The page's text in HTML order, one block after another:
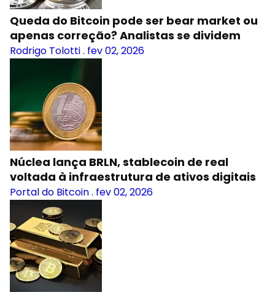
Queda do Bitcoin pode ser bear market ou
apenas correção? Analistas se dividem
Rodrigo Tolotti. fev 02, 2026
Núclea lança BRLN, stablecoin de real
voltada à infraestrutura de ativos digitais
Portal do Bitcoin. fev 02, 2026